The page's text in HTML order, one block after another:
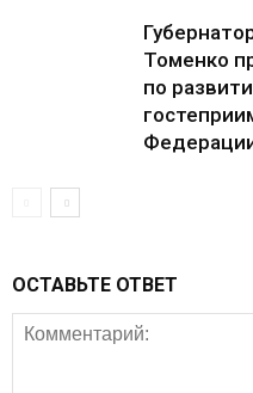
Томенко
по
ОСТАВЬТЕ ОТВЕТ